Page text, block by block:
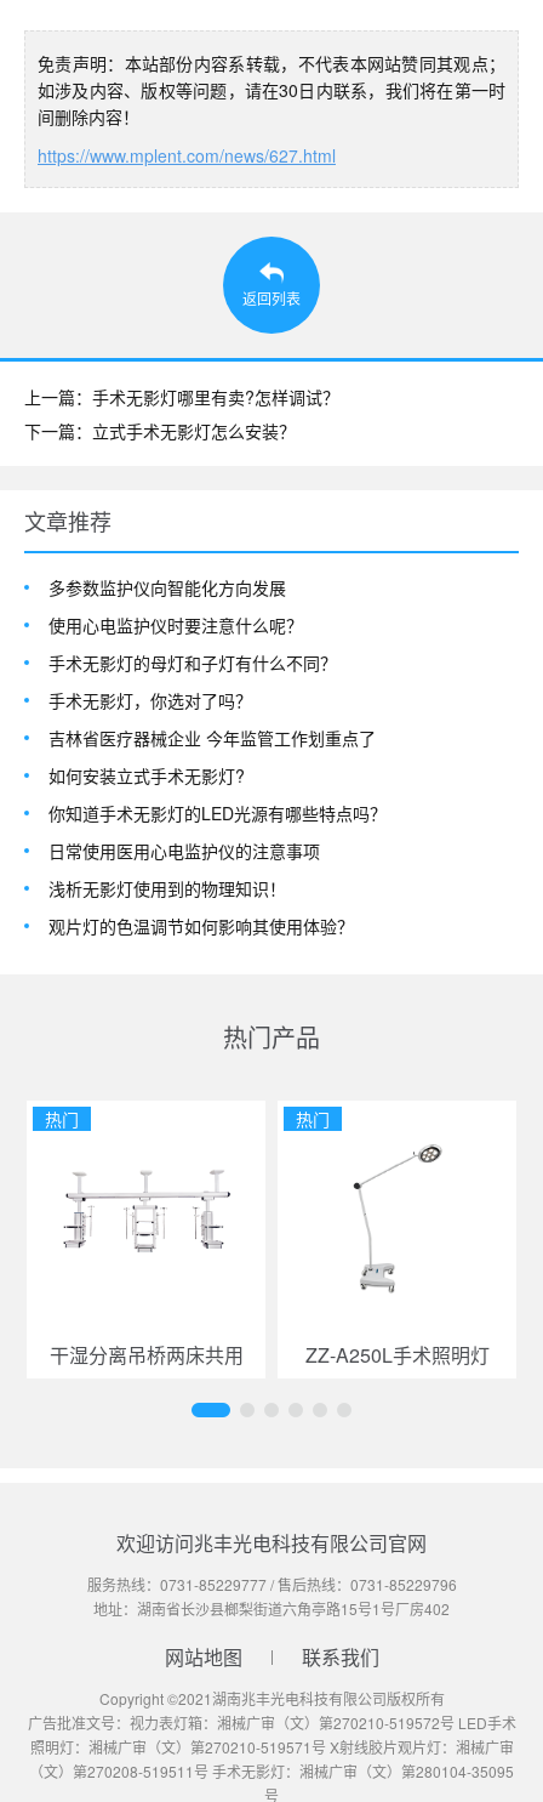
免责声明：本站部份内容系转载，不代表本网站赞同其观点；
如涉及内容、版权等问题，请在30日内联系，我们将在第一时
间删除内容！
https://www.mplent.com/news/627.html
返回列表
上一篇：手术无影灯哪里有卖?怎样调试？
下一篇：立式手术无影灯怎么安装？
文章推荐
多参数监护仪向智能化方向发展
使用心电监护仪时要注意什么呢？
手术无影灯的母灯和子灯有什么不同？
手术无影灯，你选对了吗？
吉林省医疗器械企业 今年监管工作划重点了
如何安装立式手术无影灯?
你知道手术无影灯的LED光源有哪些特点吗？
日常使用医用心电监护仪的注意事项
浅析无影灯使用到的物理知识！
观片灯的色温调节如何影响其使用体验？
热门产品
热门
干湿分离吊桥两床共用
热门
ZZ-A250L手术照明灯
欢迎访问兆丰光电科技有限公司官网
服务热线： 0731-85229777/ 售后热线： 0731-85229796
地址：湖南省长沙县榔梨街道六角亭路15号1号厂房402
网站地图 联系我们
Copyright ©2021湖南兆丰光电科技有限公司版权所有
广告批准文号：视力表灯箱：湘械广审（文）第270210-519572号 LED手术
照明灯：湘械广审（文）第270210-519571号 X射线胶片观片灯：湘械广审
（文）第270208-519511号 手术无影灯：湘械广审（文）第280104-35095
号